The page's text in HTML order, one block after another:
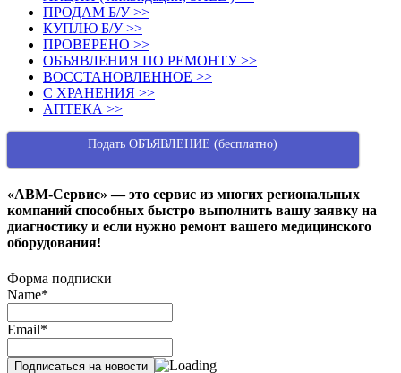
ПРОДАМ Б/У >>
КУПЛЮ Б/У >>
ПРОВЕРЕНО >>
ОБЪЯВЛЕНИЯ ПО РЕМОНТУ >>
ВОССТАНОВЛЕННОЕ >>
С ХРАНЕНИЯ >>
АПТЕКА >>
Подать ОБЪЯВЛЕНИЕ (бесплатно)
«АВМ-Сервис» — это сервис из многих региональных
компаний способных быстро выполнить вашу заявку на
диагностику и если нужно ремонт вашего медицинского
оборудования!
Форма подписки
Name*
Email*